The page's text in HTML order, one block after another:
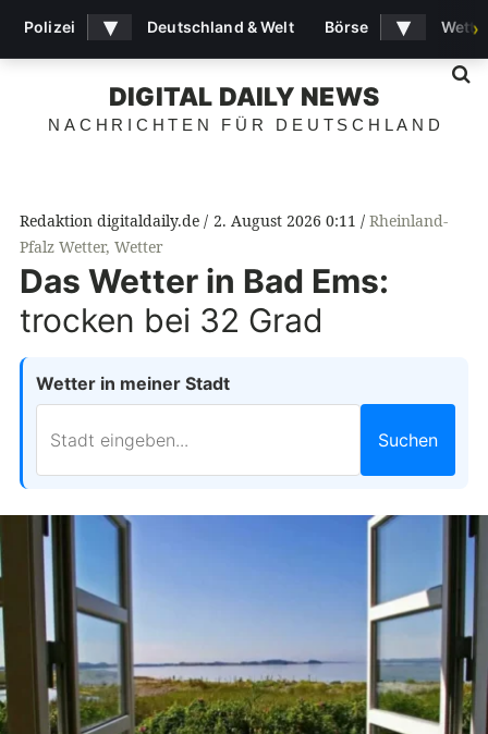
DIGITAL DAILY NEWS
NACHRICHTEN FÜR DEUTSCHLAND
Redaktion digitaldaily.de 2. August 2026 0:11
Rheinland-
Pfalz Wetter, Wetter
Das Wetter in Bad Ems:
trocken bei 32 Grad
Wetter in meiner Stadt
Suchen
Polizei ▾ Deutschland & Welt Börse ▾ ›